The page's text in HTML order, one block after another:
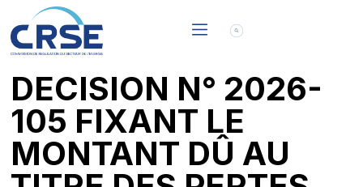
DECISION N° 2026-
105 FIXANT LE
MONTANT DÛ AU